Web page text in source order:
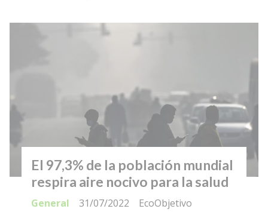
El 97,3% de la población mundial
respira aire nocivo para la salud
EcoObjetivo
General
31/07/2022